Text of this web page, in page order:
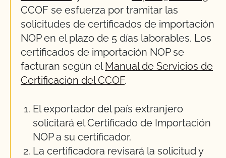
CCOF se esfuerza por tramitar las
solicitudes de certificados de importación
NOP en el plazo de 5 días laborables. Los
certificados de importación NOP se
facturan según elManual de Servicios de
Certificación del CCOF.
El exportador del país extranjero
solicitará el Certificado de Importación
NOP a su certificador.
La certificadora revisará la solicitud y